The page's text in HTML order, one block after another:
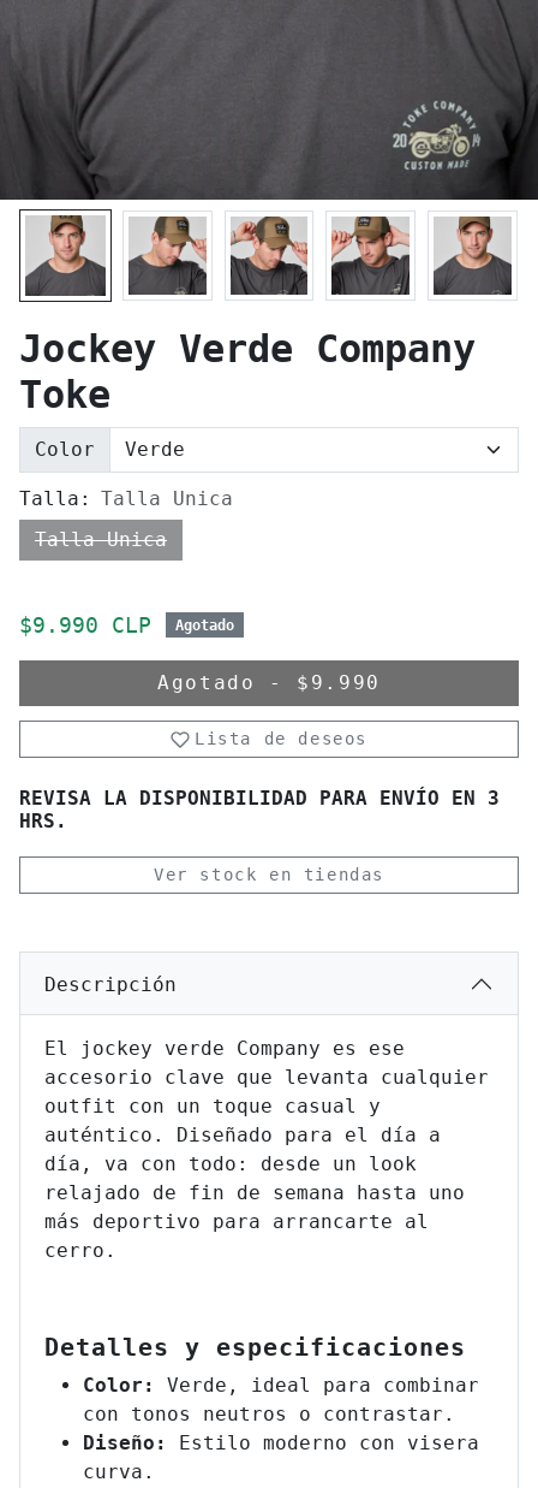
Jockey Verde Company
Toke
Color
Talla:
Talla Unica
Talla Unica
Precio de oferta
$9.990 CLP Agotado
Agotado - $9.990
Lista de deseos
REVISA LA DISPONIBILIDAD PARA ENVÍO EN 3
HRS.
Ver stock en tiendas
Descripción
El jockey verde Company es ese
accesorio clave que levanta cualquier
outfit con un toque casual y
auténtico. Diseñado para el día a
día, va con todo: desde un look
relajado de fin de semana hasta uno
más deportivo para arrancarte al
cerro.
Detalles y especificaciones
Color: Verde, ideal para combinar
con tonos neutros o contrastar.
Diseño:
Estilo moderno con visera
curva.